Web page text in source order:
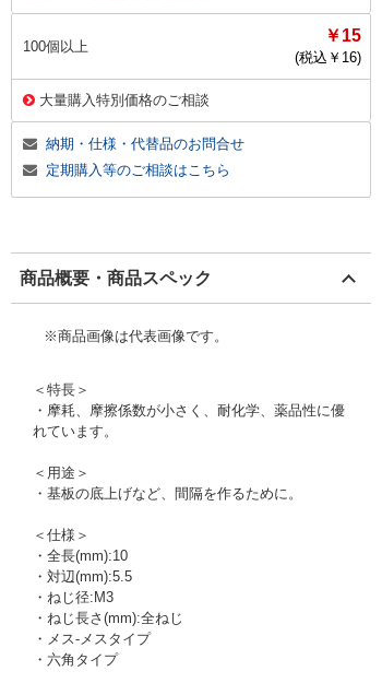
100個以上
￥15
(税込￥ 16)
大量購入特別価格のご相談
納期・仕様・代替品のお問合せ
定期購入等のご相談はこちら
商品概要・商品スペック
※商品画像は代表画像です。
＜特長＞
・摩耗、摩擦係数が小さく、耐化学、薬品性に優
れています。
＜用途＞
・基板の底上げなど、間隔を作るために。
＜仕様＞
・全長(mm):10
・対辺(mm):5.5
・ねじ径:M3
・ねじ長さ(mm):全ねじ
・メス-メスタイプ
・六角タイプ